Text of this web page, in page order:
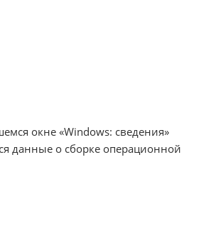
окне «Windows: сведения»
данные о сборке операционной